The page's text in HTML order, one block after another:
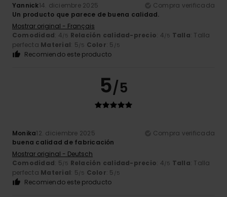
Yannick14. diciembre 2025
Compra verificada
Un producto que parece de buena calidad.
Mostrar original - Français
Comodidad: 4/5 Relación calidad-precio: 4/5 Talla: Talla
perfecta Material: 5/5 Color: 5 /5
Recomiendo este producto
5/5
Monika12. diciembre 2025
Compra verificada
buena calidad de fabricación
Mostrar original - Deutsch
Comodidad: 5/5 Relación calidad-precio: 4/5 Talla: Talla
perfecta Material: 5/5 Color: 5 /5
Recomiendo este producto